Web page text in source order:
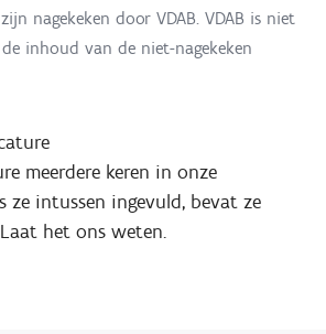
nagekeken door VDAB. VDAB is niet
inhoud van de niet-nagekeken
meerdere keren in onze
ze intussen ingevuld, bevat ze
het ons weten.